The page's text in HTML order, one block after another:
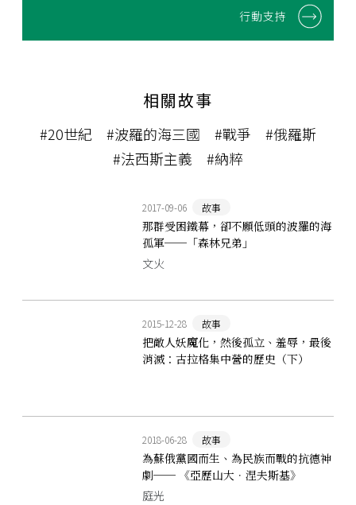
行動支持
相關故事
#20世紀 #波羅的海三國 #戰爭
#俄羅斯
#法西斯主義
#納粹
2017-09-06 故事
那群受困鐵幕，卻不願低頭的波羅的海
孤軍──「森林兄弟」
文火
2015-12-28 故事
把敵人妖魔化，然後孤立、羞辱，最後
消滅：古拉格集中營的歷史（下）
2018-06-28 故事
為蘇俄黨國而生、為民族而戰的抗德神
劇── 《亞歷山大．涅夫斯基》
庭光